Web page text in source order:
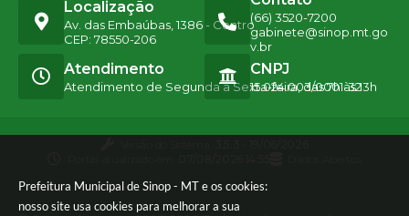
Prefeitura Municipal de Sinop - MT e os cookies:
nosso site usa cookies para melhorar a sua
Localização
Av. das Embaúbas, 1386 - Centro
CEP: 78550-206
(66) 3520-7200
gabinete@sinop.mt.go
v.br
Atendimento
Atendimento de Segunda a Sexta-feira, das 7h às 13h
CNPJ
15.024.003/0001-32